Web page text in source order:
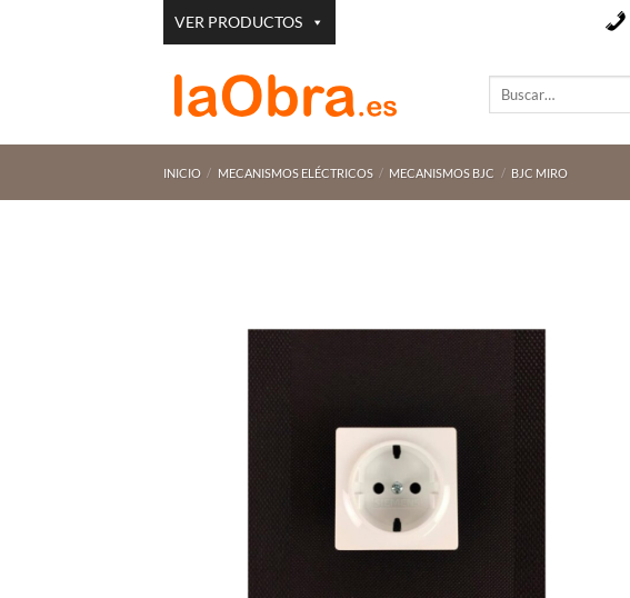
VER PRODUCTOS
Buscar
INICIO / MECANISMOS ELÉCTRICOS / MECANISMOS BJC / BJC MIRO